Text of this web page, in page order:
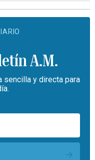
A.M.
sencilla y directa para